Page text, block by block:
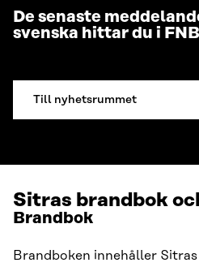
De senaste
svenska hittar du i
Till nyhetsrummet
Sitras brandbok
Brandbok
Brandboken innehåller